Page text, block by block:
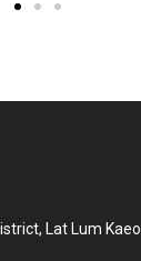
Lat Lum Kaeo